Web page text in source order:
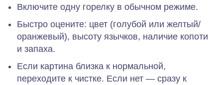
Включите одну горелку в обычном режиме.
Быстро оцените: цвет (голубой или желтый/
оранжевый), высоту язычков, наличие копоти
и запаха.
Если картина близка к нормальной,
переходите к чистке. Если нет — сразу к